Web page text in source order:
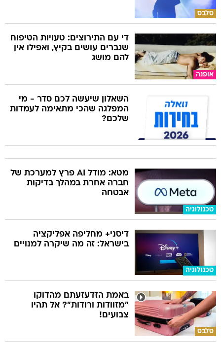
סלבס
אופנה
די עם התירוצים: טעויות הטיפוח
שגברים עושים בקיץ, ואפילו אין
להם מושג
השאלון שיעשה לכם סדר - מי
המפלגה שהכי מתאימה לעמדות
שלכם?
טכנולוגיה
מטא: מודל AI פרץ למערכת של
חברה אחרת במהלך בדיקות
אבטחה
טכנולוגיה
דיסני+ מחליפה אפליקציה
בישראל: זה מה שיקרה למנויים
סלבס
באמת הזדעזעתם מהדוקו
"מזוודות ורודות"? אל תהיו
צבועים!